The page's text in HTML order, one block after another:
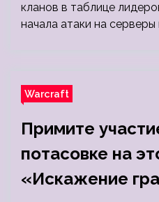
кланов в таблице
начала атаки на серверы
Warcraft
Примите
потасовке на
«Искажение